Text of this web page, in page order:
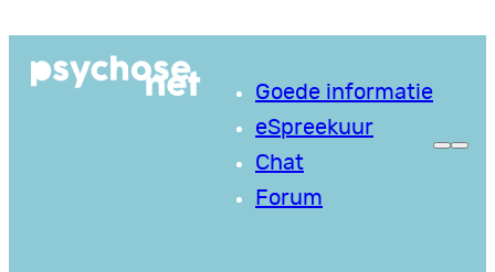
naar
Goede informatie
eSpreekuur
Chat
Forum